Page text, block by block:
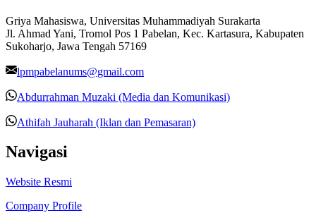
Griya Mahasiswa, Universitas Muhammadiyah Surakarta
Jl. Ahmad Yani, Tromol Pos 1 Pabelan, Kec. Kartasura, Kabupaten
Sukoharjo, Jawa Tengah 57169
lpmpabelanums@gmail.com
Abdurrahman Muzaki (Media dan Komunikasi)
Athifah Jauharah (Iklan dan Pemasaran)
Navigasi
Website Resmi
Company Profile